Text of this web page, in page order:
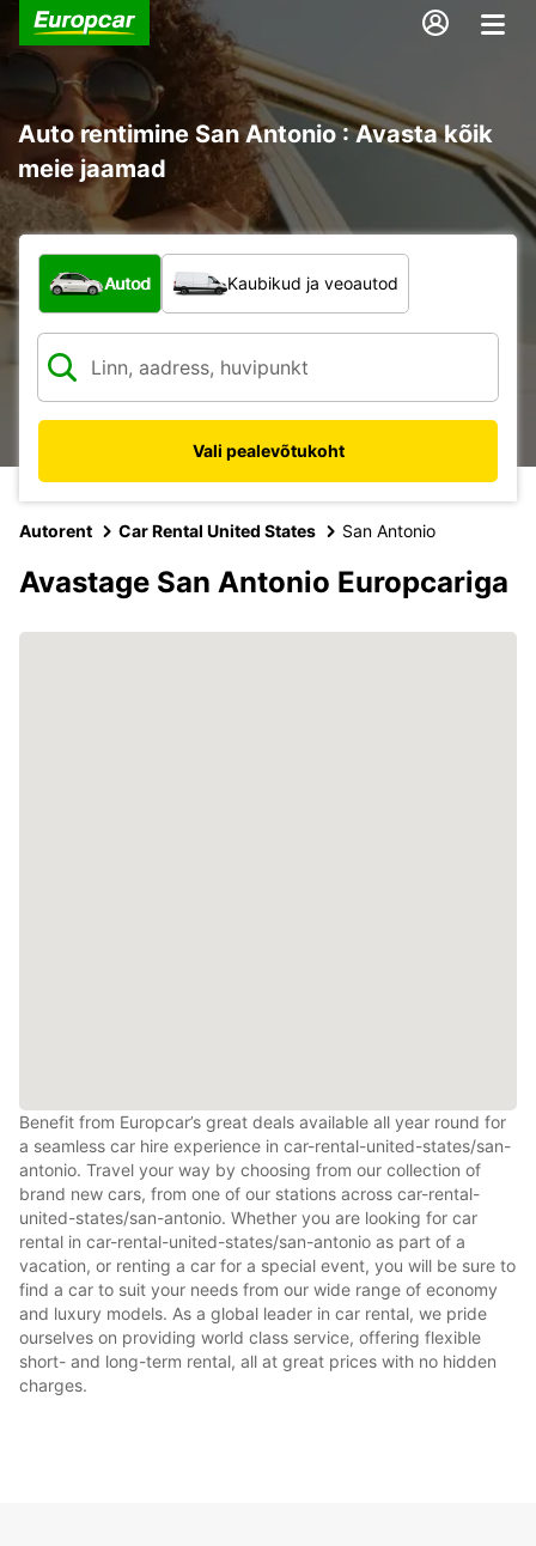
Auto rentimine San Antonio : Avasta kõik
meie jaamad
Mis tüüpi sõiduk?
Autod Kaubikud ja veoautod
Vali pealevõtukoht
Autorent Car Rental United States San Antonio
Avastage San Antonio Europcariga
Benefit from Europcar’s great deals available all year round for
a seamless car hire experience in car-rental-united-states/san-
antonio. Travel your way by choosing from our collection of
brand new cars, from one of our stations across car-rental-
united-states/san-antonio. Whether you are looking for car
rental in car-rental-united-states/san-antonio as part of a
vacation, or renting a car for a special event, you will be sure to
find a car to suit your needs from our wide range of economy
and luxury models. As a global leader in car rental, we pride
ourselves on providing world class service, offering flexible
short- and long-term rental, all at great prices with no hidden
charges.